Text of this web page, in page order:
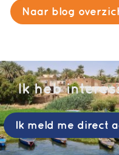
Naar blog
Ik heb
Ik meld me direct